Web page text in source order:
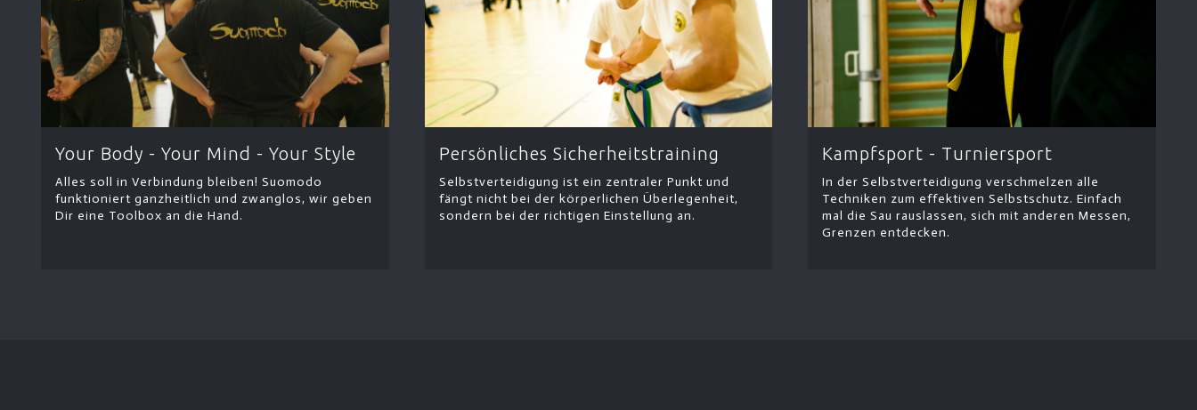
Your Body - Your Mind - Your Style
Alles soll in Verbindung bleiben! Suomodo
funktioniert ganzheitlich und zwanglos, wir geben
Dir eine Toolbox an die Hand.
Persönliches Sicherheitstraining
Selbstverteidigung ist ein zentraler Punkt und
fängt nicht bei der körperlichen Überlegenheit,
sondern bei der richtigen Einstellung an.
Kampfsport - Turniersport
In der Selbstverteidigung verschmelzen alle
Techniken zum effektiven Selbstschutz. Einfach
mal die Sau rauslassen, sich mit anderen Messen,
Grenzen entdecken.